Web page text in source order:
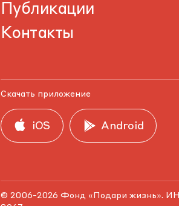
Публикации
Контакты
Скачать приложение
iOS Android
© 2006-2026 Фонд «Подари жизнь».